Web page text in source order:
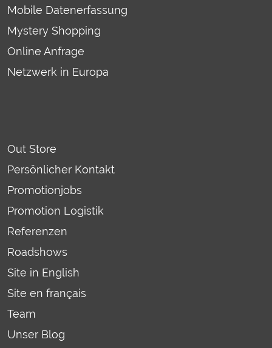
Mobile Datenerfassung
Mystery Shopping
Online Anfrage
Netzwerk in Europa
Out Store
Persönlicher Kontakt
Promotionjobs
Promotion Logistik
Referenzen
Roadshows
Site in English
Site en français
Team
Unser Blog